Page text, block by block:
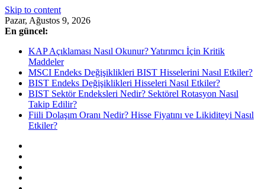
Skip to content
Pazar, Ağustos 9, 2026
En güncel:
KAP Açıklaması Nasıl Okunur? Yatırımcı İçin Kritik
Maddeler
MSCI Endeks Değişiklikleri BIST Hisselerini Nasıl Etkiler?
BIST Endeks Değişiklikleri Hisseleri Nasıl Etkiler?
BIST Sektör Endeksleri Nedir? Sektörel Rotasyon Nasıl
Takip Edilir?
Fiili Dolaşım Oranı Nedir? Hisse Fiyatını ve Likiditeyi Nasıl
Etkiler?